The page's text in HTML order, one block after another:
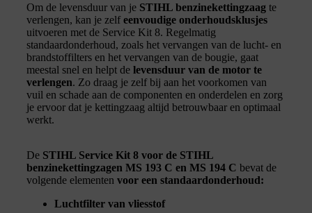
Om de levensduur van je STIHL benzinekettingzaag te
verlengen, kan je zelf eenvoudige onderhoudsklusjes
uitvoeren met de Service Kit 8. Regelmatig
standaardonderhoud, zoals het vervangen van de lucht- en
brandstoffilters en het vervangen van de bougie, gaat
meestal snel en helpt de levensduur van de motor te
verlengen. Zo draag je zelf bij aan het voorkomen van
vuil en schade aan de componenten en onderdelen en zorg
je ervoor dat je kettingzaag altijd betrouwbaar en optimaal
werkt.
De STIHL Service Kit 8 voor de STIHL
benzinekettingzagen MS 193 C en MS 194 C bevat de
volgende elementen voor een standaardonderhoud:
Luchtfilter van vliesstof